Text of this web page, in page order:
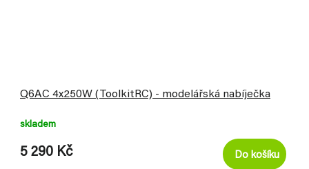
Q6AC 4x250W (ToolkitRC) - modelářská nabíječka
skladem
5 290 Kč Do košíku